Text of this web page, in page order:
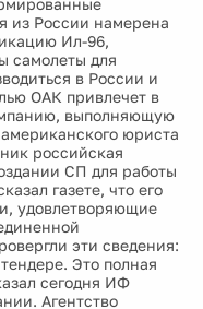
из России намерена
Ил-96,
самолеты для
в России и
ОАК привлечет в
выполняющую
юриста
российская
СП для работы
газете, что его
удовлетворяющие
эти сведения:
Это полная
сегодня ИФ
Агентство